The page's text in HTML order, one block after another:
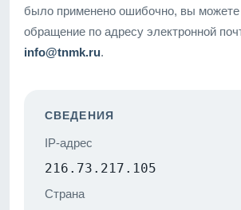
было применено ошибочно, вы можете
обращение по адресу электронной
info@tnmk.ru.
СВЕДЕНИЯ
IP-адрес
216.73.217.105
Страна